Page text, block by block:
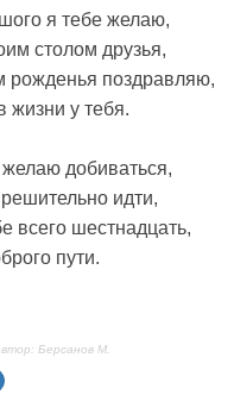
я тебе желаю,
столом друзья,
рожденья поздравляю,
жизни у тебя.
добиваться,
идти,
всего шестнадцать,
пути.
Берсанов М.